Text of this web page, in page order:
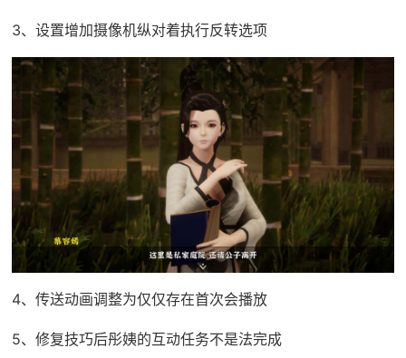
3、设置增加摄像机纵对着执行反转选项
4、传送动画调整为仅仅存在首次会播放
5、修复技巧后彤姨的互动任务不是法完成